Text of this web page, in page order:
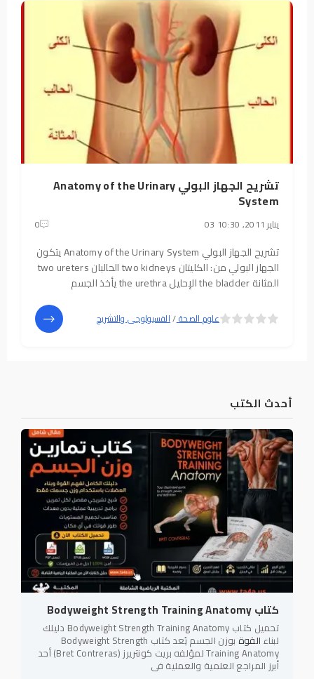
أحدث الكتب
كتاب Bodyweight Strength Training Anatomy
تحميل كتاب Bodyweight Strength Training Anatomy دليلك
لبناء القوة بوزن الجسم يُعد كتاب Bodyweight Strength
Training Anatomy لمؤلفه بريت كونتريرز (Bret Contreras) أحد
أبرز المراجع العلمية والعملية في
تشريح الجهاز البولي Anatomy of the Urinary
System
03 يناير 2011, 10:30 0
تشريح الجهاز البولي Anatomy of the Urinary System يتكون
الجهاز البولي من: الكليتان two kidneys الحالبان two ureters
المثانة the bladder الإحليل the urethra يأخذ الجسم
علوم الصحة/الفسيولوجى والتشريح